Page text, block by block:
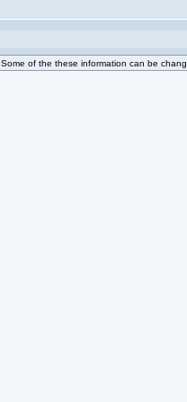
Some of the these information can be